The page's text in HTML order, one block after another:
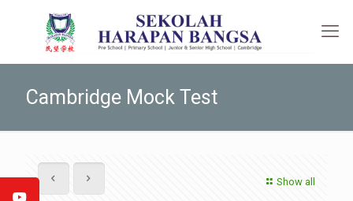
Cambridge Mock Test
Show all